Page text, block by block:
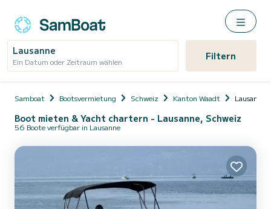
Lausanne
Ein Datum oder Zeitraum wählen Filtern
Samboat Bootsvermietung Schweiz Kanton Waadt Lausanne
Boot mieten & Yacht chartern - Lausanne, Schweiz
56 Boote verfügbar in Lausanne